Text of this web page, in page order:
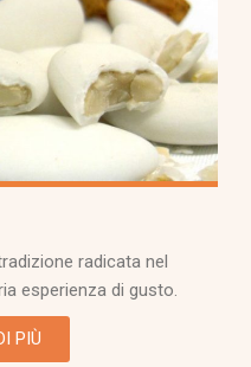
radicata nel
esperienza di gusto.
PIÙ